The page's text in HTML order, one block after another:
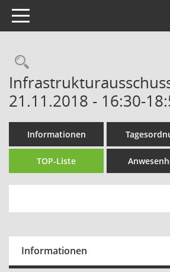
Toggle navigation
Rechercheauswahl
21.11.2018 - 16:30-
Informationen
TOP-Liste
Informationen